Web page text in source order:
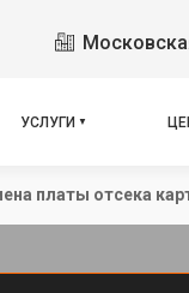
УСЛУГИ
платы отсека